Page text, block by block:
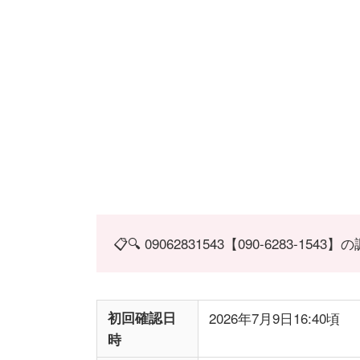
📋🔍 09062831543【090-6283-1543】
初回確認日
時
2026年7月9日16:40頃